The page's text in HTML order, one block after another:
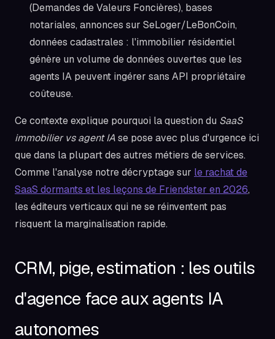
(Demandes de Valeurs Foncières), bases
notariales, annonces sur SeLoger/LeBonCoin,
données cadastrales : l'immobilier résidentiel
génère un volume de données ouvertes que les
agents IA peuvent ingérer sans API propriétaire
coûteuse.
Ce contexte explique pourquoi la question du SaaS
immobilier vs agent IAse pose avec plus d'urgence ici
que dans la plupart des autres métiers de services.
Comme l'analyse notre décryptage sur le rachat de
SaaS dormants et les leçons de Friendster en 2026,
les éditeurs verticaux qui ne se réinventent pas
risquent la marginalisation rapide.
CRM, pige, estimation : les outils
d'agence face aux agents IA
autonomes